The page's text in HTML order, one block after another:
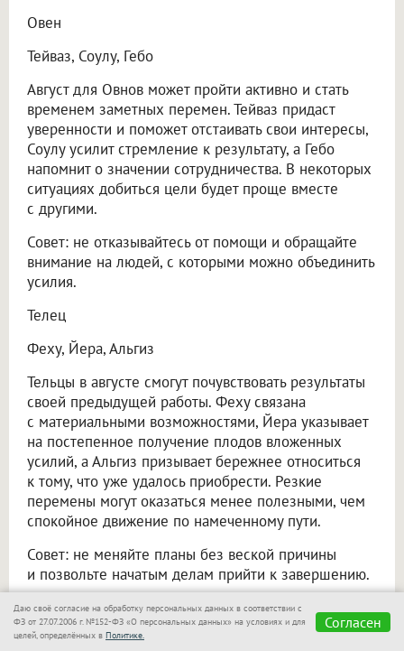
Овен
Тейваз, Соулу, Гебо
Август для Овнов может пройти активно и стать
временем заметных перемен. Тейваз придаст
уверенности и поможет отстаивать свои интересы,
Соулу усилит стремление к результату, а Гебо
напомнит о значении сотрудничества. В некоторых
ситуациях добиться цели будет проще вместе
с другими.
Совет: не отказывайтесь от помощи и обращайте
внимание на людей, с которыми можно объединить
усилия.
Телец
Феху, Йера, Альгиз
Тельцы в августе смогут почувствовать результаты
своей предыдущей работы. Феху связана
с материальными возможностями, Йера указывает
на постепенное получение плодов вложенных
усилий, а Альгиз призывает бережнее относиться
к тому, что уже удалось приобрести. Резкие
перемены могут оказаться менее полезными, чем
спокойное движение по намеченному пути.
Совет: не меняйте планы без веской причины
и позвольте начатым делам прийти к завершению.
Близнецы
Ансуз, Райдо, Манназ
Даю своё согласие на обработку персональных данных в соответствии с
ФЗ от 27.07.2006 г. №152-ФЗ «О персональных данных» на условиях и для
целей, определённых в Политике.
Согласен